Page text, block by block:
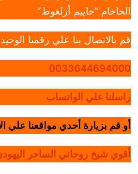
الحاخام “حاييم أزلغوط”
قم بالاتصال بنا علي رقمنا الوحيد
0033644694000
راسلنا علي الواتساب
أو قم بزيارة أحدي مواقعنا علي
أقوي شيخ روحاني الساحر